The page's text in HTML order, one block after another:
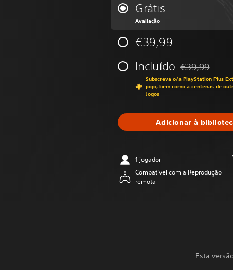
Grátis
Avaliação
€39,99
Incluído Com desconto
€39,99
Subscreva o/a PlayStation Plus
jogo, bem como a centenas de
Jogos
Adicionar à
1 jogador
Compatível com a Reprodução
remota
Esta